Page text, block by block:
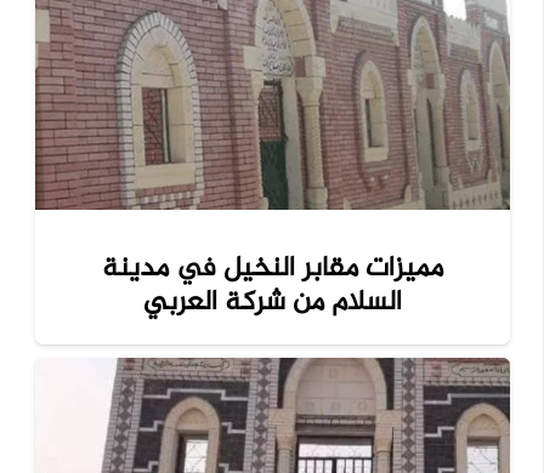
مميزات مقابر النخيل في مدينة
السلام من شركة العربي